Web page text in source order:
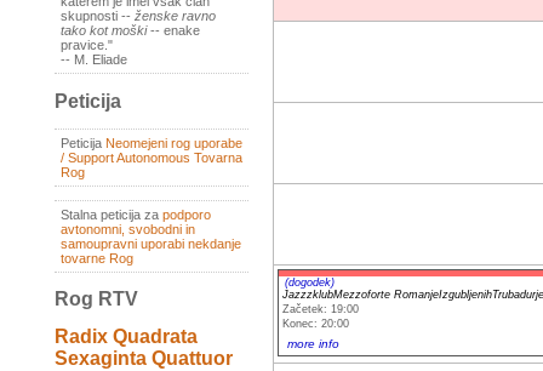
skupnosti -- ženske ravno
tako kot moški-- enake
pravice."
-- M. Eliade
Peticija
Peticija Neomejeni rog uporabe
/ Support Autonomous Tovarna
Rog
Stalna peticija za podporo
avtonomni, svobodni in
samoupravni uporabi nekdanje
tovarne Rog
Rog RTV
Radix Quadrata
Sexaginta Quattuor
(dogodek)
JazzzklubMezzoforte
Začetek: 19:00
Konec: 20:00
more info